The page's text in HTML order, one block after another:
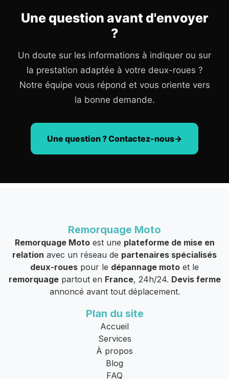
Une question avant d'envoyer
?
Un doute sur les informations à indiquer ou sur
la prestation adaptée à votre deux-roues ?
Notre équipe vous répond et vous oriente vers
la bonne demande.
Une question ? Contactez-nous
Remorquage Moto
Remorquage Motoest une plateforme de mise en
relation avec un réseau de partenaires spécialisés
deux-roues pour le dépannage moto et le
remorquagepartout en France, 24h/24. Devis ferme
annoncé avant tout déplacement.
Plan du site
Accueil
Services
À propos
Blog
FAQ